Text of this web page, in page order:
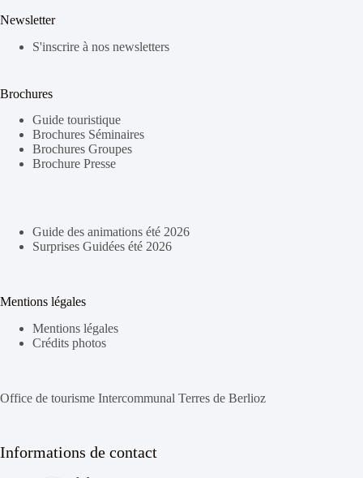
Newsletter
S'inscrire à nos newsletters
Brochures
Guide touristique
Brochures Séminaires
Brochures Groupes
Brochure Presse
Guide des animations été 2026
Surprises Guidées été 2026
Mentions légales
Mentions légales
Crédits photos
Office de tourisme Intercommunal Terres de Berlioz
Informations de contact